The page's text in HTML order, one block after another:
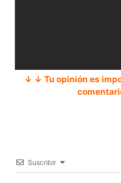
↓ ↓ Tu opinión es
Suscribir